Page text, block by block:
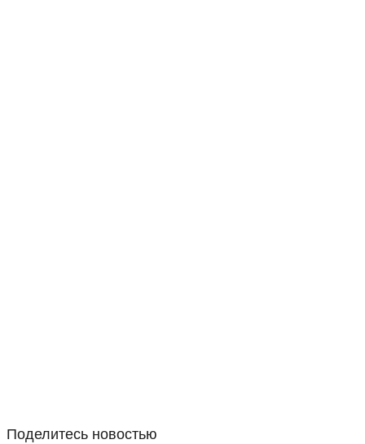
Поделитесь новостью